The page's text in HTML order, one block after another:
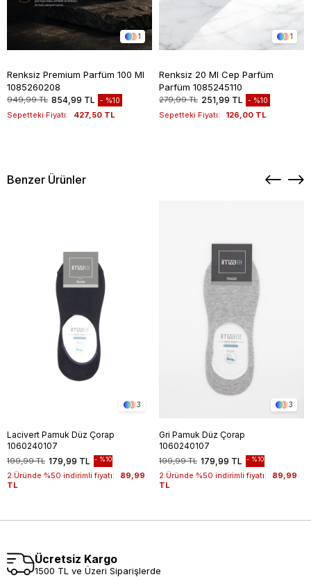
1
Renksiz Premium Parfüm 100 Ml
1085260208
949,99 TL 854,99 TL %10
Sepetteki Fiyatı: 427,50 TL
1
Renksiz 20 Ml Cep Parfüm
Parfüm 1085245110
279,99 TL 251,99 TL %10
Sepetteki Fiyatı: 126,00 TL
Benzer Ürünler
3
Lacivert Pamuk Düz Çorap
1060240107
179,99 TL
199,99 TL %10
2.Üründe %50 indirimli fiyatı:
89,99
TL
3
Gri Pamuk Düz Çorap
1060240107
179,99 TL
199,99 TL %10
2.Üründe %50 indirimli fiyatı:
89,99
TL
Ücretsiz Kargo
1500 TL ve Üzeri Siparişlerde